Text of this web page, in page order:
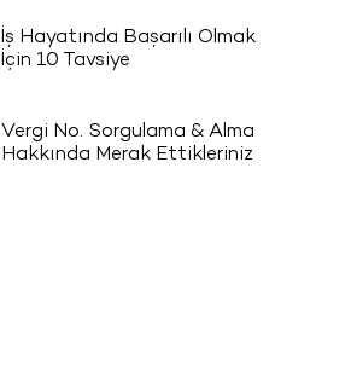
İş Hayatında Başarılı Olmak
İçin 10 Tavsiye
Vergi No. Sorgulama & Alma
Hakkında Merak Ettikleriniz